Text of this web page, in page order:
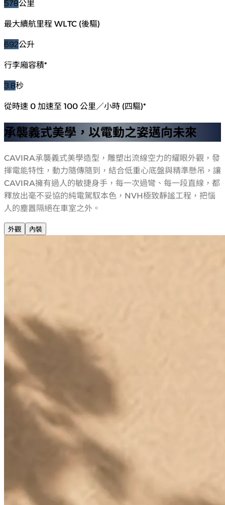
578公里
最大續航里程 WLTC (後驅)
692公升
行李廂容積*
3.8秒
從時速 0 加速至 100 公里／小時 (四驅)*
承襲義式美學，以電動之姿邁向未來
CAVIRA承襲義式美學造型，雕塑出流線空力的耀眼外觀，發
揮電能特性，動力隨傳隨到，結合低重心底盤與精準懸吊，讓
CAVIRA擁有過人的敏捷身手，每一次過彎、每一段直線，都
釋放出毫不妥協的純電駕馭本色，NVH極致靜謐工程，把惱
人的塵囂隔絕在車室之外。
外觀 內裝